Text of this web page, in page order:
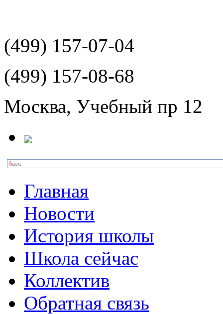
(499) 157-07-04
(499) 157-08-68
Москва, Учебный пр 12
Главная
Новости
История школы
Школа сейчас
Коллектив
Обратная связь